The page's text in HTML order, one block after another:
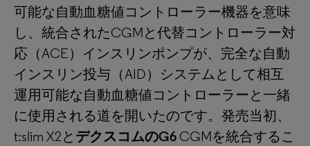
可能な自動血糖値コントローラー機器を意味
し、統合されたCGMと代替コントローラー対
応（ACE）インスリンポンプが、完全な自動
インスリン投与（AID）システムとして相互
運用可能な自動血糖値コントローラーと一緒
に使用される道を開いたのです。発売当初、
t:slim X2と デクスコムのG6 CGMを統合するこ